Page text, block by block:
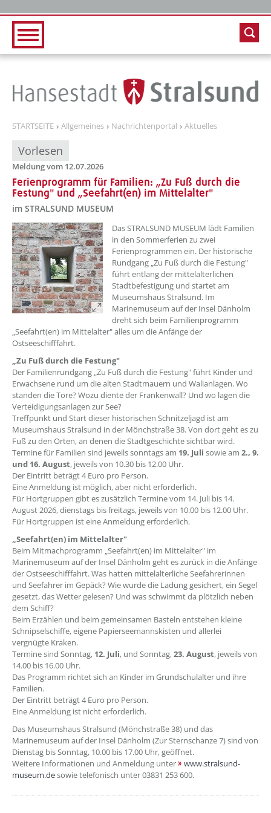
STARTSEITE Allgemeines Nachrichtenportal Aktuelles
Vorlesen
Meldung vom 12.07.2026
Ferienprogramm für Familien: „Zu Fuß durch die
Festung" und „Seefahrt(en) im Mittelalter"
im STRALSUND MUSEUM
??? absaetzeOben[1]/titel ???
Das STRALSUND MUSEUM lädt Familien
in den Sommerferien zu zwei
Ferienprogrammen ein. Der historische
Rundgang „Zu Fuß durch die Festung"
führt entlang der mittelalterlichen
Stadtbefestigung und startet am
Museumshaus Stralsund. Im
Marinemuseum auf der Insel Dänholm
dreht sich beim Familienprogramm
„Seefahrt(en) im Mittelalter" alles um die Anfänge der
Ostseeschifffahrt.
„Zu Fuß durch die Festung"
Der Familienrundgang „Zu Fuß durch die Festung" führt Kinder und
Erwachsene rund um die alten Stadtmauern und Wallanlagen. Wo
standen die Tore? Wozu diente der Frankenwall? Und wo lagen die
Verteidigungsanlagen zur See?
Treffpunkt und Start dieser historischen Schnitzeljagd ist am
Museumshaus Stralsund in der Mönchstraße 38. Von dort geht es zu
Fuß zu den Orten, an denen die Stadtgeschichte sichtbar wird.
Termine für Familien sind jeweils sonntags am 19. Juli sowie am 2., 9.
und 16. August, jeweils von 10.30 bis 12.00 Uhr.
Der Eintritt beträgt 4 Euro pro Person.
Eine Anmeldung ist möglich, aber nicht erforderlich.
Für Hortgruppen gibt es zusätzlich Termine vom 14. Juli bis 14.
August 2026, dienstags bis freitags, jeweils von 10.00 bis 12.00 Uhr.
Für Hortgruppen ist eine Anmeldung erforderlich.
„Seefahrt(en) im Mittelalter"
Beim Mitmachprogramm „Seefahrt(en) im Mittelalter" im
Marinemuseum auf der Insel Dänholm geht es zurück in die Anfänge
der Ostseeschifffahrt. Was hatten mittelalterliche Seefahrerinnen
und Seefahrer im Gepäck? Wie wurde die Ladung gesichert, ein Segel
gesetzt, das Wetter gelesen? Und was schwimmt da plötzlich neben
dem Schiff?
Beim Erzählen und beim gemeinsamen Basteln entstehen kleine
Schnipselschiffe, eigene Papierseemannskisten und allerlei
vergnügte Kraken.
Termine sind Sonntag, 12. Juli, und Sonntag,23. August, jeweils von
14.00 bis 16.00 Uhr.
Das Programm richtet sich an Kinder im Grundschulalter und ihre
Familien.
Der Eintritt beträgt 4 Euro pro Person.
Eine Anmeldung ist nicht erforderlich.
Das Museumshaus Stralsund (Mönchstraße 38) und das
Marinemuseum auf der Insel Dänholm (Zur Sternschanze 7) sind von
Dienstag bis Sonntag, 10.00 bis 17.00 Uhr, geöffnet.
Weitere Informationen und Anmeldung unter
www.stralsund-
museum.desowie telefonisch unter 03831 253 600.